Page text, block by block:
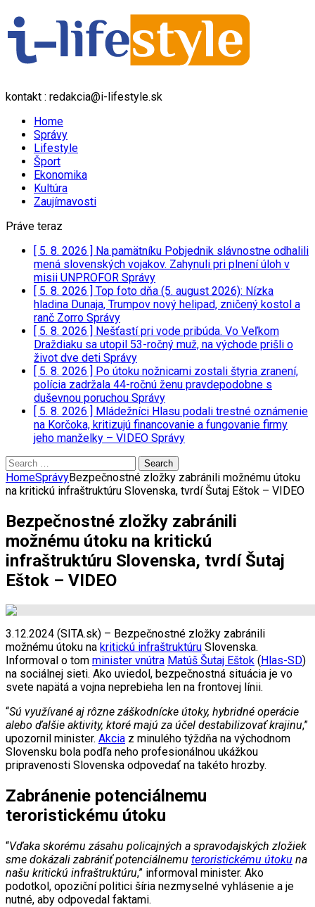
kontakt : redakcia@i-lifestyle.sk
Home
Správy
Lifestyle
Šport
Ekonomika
Kultúra
Zaujímavosti
Práve teraz
[ 5. 8. 2026 ] Na pamätníku Pobjednik slávnostne odhalili
mená slovenských vojakov. Zahynuli pri plnení úloh v
misii UNPROFOR Správy
[ 5. 8. 2026 ] Top foto dňa (5. august 2026): Nízka
hladina Dunaja, Trumpov nový helipad, zničený kostol a
ranč Zorro Správy
[ 5. 8. 2026 ] Nešťastí pri vode pribúda. Vo Veľkom
Draždiaku sa utopil 53-ročný muž, na východe prišli o
život dve deti Správy
[ 5. 8. 2026 ] Po útoku nožnicami zostali štyria zranení,
polícia zadržala 44-ročnú ženu pravdepodobne s
duševnou poruchou Správy
[ 5. 8. 2026 ] Mládežníci Hlasu podali trestné oznámenie
na Korčoka, kritizujú financovanie a fungovanie firmy
jeho manželky – VIDEO Správy
Search
for:
HomeSprávyBezpečnostné zložky zabránili možnému útoku
na kritickú infraštruktúru Slovenska, tvrdí Šutaj Eštok – VIDEO
Bezpečnostné zložky zabránili
možnému útoku na kritickú
infraštruktúru Slovenska, tvrdí Šutaj
Eštok – VIDEO
3.12.2024 (SITA.sk) – Bezpečnostné zložky zabránili
možnému útoku na kritickú infraštruktúru Slovenska.
Informoval o tom minister vnútra Matúš Šutaj Eštok (Hlas-SD)
na sociálnej sieti. Ako uviedol, bezpečnostná situácia je vo
svete napätá a vojna neprebieha len na frontovej línii.
“Sú využívané aj rôzne záškodnícke útoky, hybridné operácie
alebo ďalšie aktivity, ktoré majú za účel destabilizovať krajinu,”
upozornil minister. Akcia z minulého týždňa na východnom
Slovensku bola podľa neho profesionálnou ukážkou
pripravenosti Slovenska odpovedať na takéto hrozby.
Zabránenie potenciálnemu
teroristickému útoku
“Vďaka skorému zásahu policajných a spravodajských zložiek
sme dokázali zabrániť potenciálnemu teroristickému útoku na
našu kritickú infraštruktúru,” informoval minister. Ako
podotkol, opoziční politici šíria nezmyselné vyhlásenie a je
nutné, aby odpovedal faktami.